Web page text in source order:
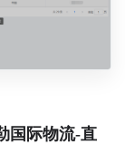
国际物流-直